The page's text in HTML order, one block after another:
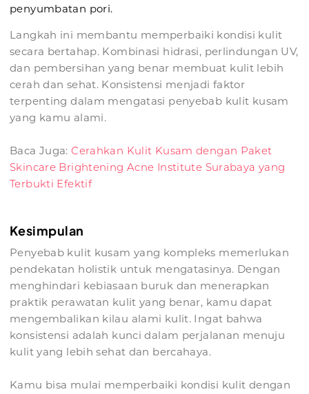
penyumbatan pori.
Langkah ini membantu memperbaiki kondisi kulit
secara bertahap. Kombinasi hidrasi, perlindungan UV,
dan pembersihan yang benar membuat kulit lebih
cerah dan sehat. Konsistensi menjadi faktor
terpenting dalam mengatasi penyebab kulit kusam
yang kamu alami.
Baca Juga:Cerahkan Kulit Kusam dengan Paket
Skincare Brightening Acne Institute Surabaya yang
Terbukti Efektif
Kesimpulan
Penyebab kulit kusam yang kompleks memerlukan
pendekatan holistik untuk mengatasinya. Dengan
menghindari kebiasaan buruk dan menerapkan
praktik perawatan kulit yang benar, kamu dapat
mengembalikan kilau alami kulit. Ingat bahwa
konsistensi adalah kunci dalam perjalanan menuju
kulit yang lebih sehat dan bercahaya.
Kamu bisa mulai memperbaiki kondisi kulit dengan